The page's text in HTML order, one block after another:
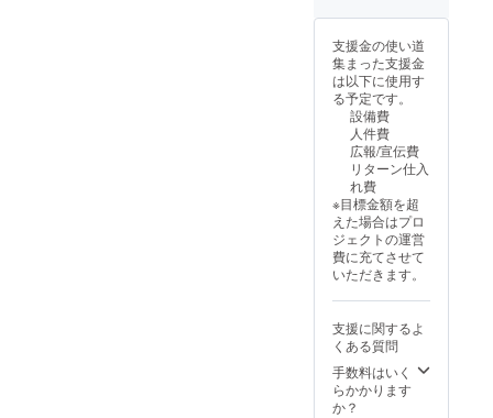
掲載方
法：文
字、ロ
ゴ・バ
ナーを
作成予
定専用
サイト
にて掲
載 ・
注意事
項：支
援時、
必ず備
考欄に
掲載を
希望さ
れるお
名前を
ご記入
くださ
い ：
だけま
す。 お
好きな
BGM、
照明な
どの簡
易演出
年間会
員権付
きで
もっと
お得
に。 お
礼の
メッ
セージ
をお送
ていた
だきま
す。 支
援者名
ただい
(最大12
時間)ま
で貸切
でご利
用いた
だけま
す。 ご
指定い
た時間
(最大24
時間)ま
で貸切
でご利
用いた
す。(簡
易宿泊
業許可
が取得
できな
～2026
日（6ヶ
月間）
注意事
項：当
リター
ンは体
験サー
ビスに
れるも
のであ
り、現
金や金
券とし
ての利
きませ
ん。ま
た、譲
渡・転
売はで
支援金の使い道
集まった支援金
は以下に使用す
る予定です。
設備費
人件費
広報/宣伝費
リターン仕入
れ費
※目標金額を超
えた場合はプロ
ジェクトの運営
費に充てさせて
いただきます。
支援に関するよ
くある質問
手数料はいく
らかかります
か？